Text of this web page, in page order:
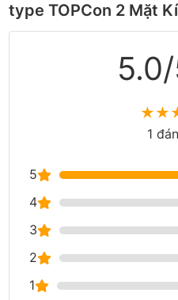
type TOPCon 2 Mặt
★★
1
5
4
3
2
1